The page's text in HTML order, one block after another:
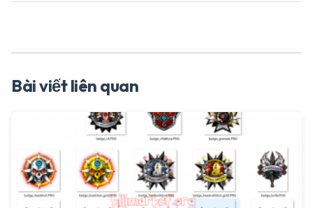
Bài viết liên quan